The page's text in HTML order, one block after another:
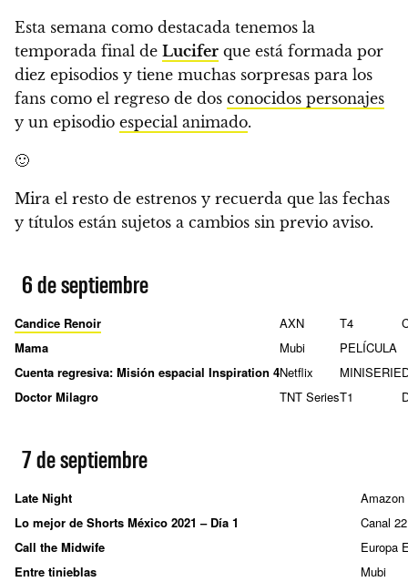
Esta semana como destacada tenemos la
temporada final de Lucifer que está formada por
diez episodios y tiene muchas sorpresas para los
fans como el regreso de dos conocidos personajes
y un episodio especial animado.
🙂
Mira el resto de estrenos y recuerda que las fechas
y títulos están sujetos a cambios sin previo aviso.
6 de septiembre
Candice Renoir AXN T4
Mama
Mubi
PELÍCULA
Cuenta regresiva: Misión espacial Inspiration 4Netflix MINISERIE
Doctor Milagro
TNT SeriesT1
7 de septiembre
Late Night
Lo mejor de Shorts México 2021 – Día 1
Canal 22
Call the Midwife
Europa
Entre tinieblas
Mubi